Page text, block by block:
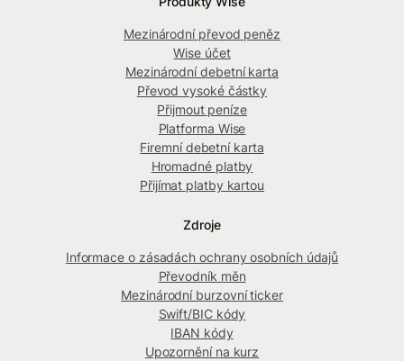
Mezinárodní převod peněz
Wise účet
Mezinárodní debetní karta
Převod vysoké částky
Přijmout peníze
Platforma Wise
Firemní debetní karta
Hromadné platby
Přijímat platby kartou
Zdroje
Informace o zásadách ochrany osobních údajů
Převodník měn
Mezinárodní burzovní ticker
Swift/BIC kódy
IBAN kódy
Upozornění na kurz